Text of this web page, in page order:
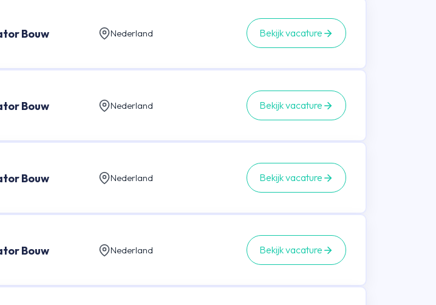
Bouw Nederland Bekijk vacature
Bouw Nederland Bekijk vacature
Bouw Nederland Bekijk vacature
Bouw Nederland Bekijk vacature